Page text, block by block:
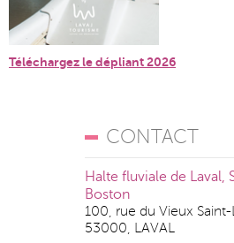
Téléchargez le dépliant 2026
CONTACT
Halte fluviale de Laval,
Boston
100, rue du Vieux
53000, LAVAL